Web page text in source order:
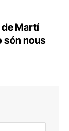
de Martí
són nous